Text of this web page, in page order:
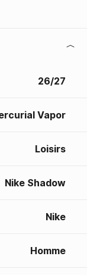
26/27
Vapor
Loisirs
Nike Shadow
Nike
Homme